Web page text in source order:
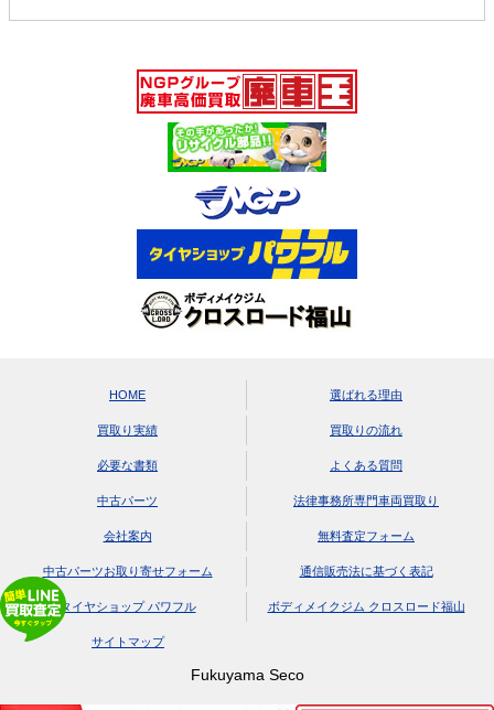
HOME 選ばれる理由
買取り実績 買取りの流れ
必要な書類 よくある質問
中古パーツ 法律事務所専門車両買取り
会社案内 無料査定フォーム
中古パーツお取り寄せフォーム 通信販売法に基づく表記
タイヤショップ パワフル ボディメイクジム クロスロード福山
サイトマップ
Fukuyama Seco